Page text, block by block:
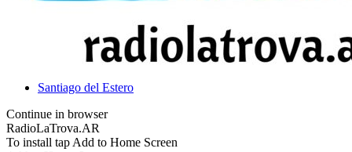
Santiago del Estero
Continue in browser
RadioLaTrova.AR
To install tap Add to Home Screen